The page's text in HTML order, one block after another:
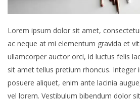
Lorem ipsum dolor sit amet,
ac neque at mi elementum gravida et
ullamcorper auctor orci, id luctus felis
sit amet tellus pretium rhoncus. Integer
posuere aliquet, enim ante lacinia
vel lorem. Vestibulum bibendum dolor